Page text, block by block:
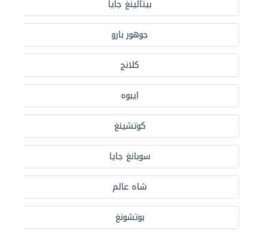
بيتالينغ جايا
جوهور بارو
كلانج
ايبوه
كوتشينغ
سوبانغ جايا
شاه عالم
بوتشونغ